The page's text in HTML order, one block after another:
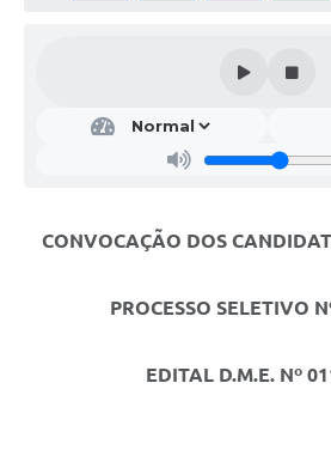
CONVOCAÇÃO DOS
PROCESSO SELETIVO
EDITAL D.M.E. Nº